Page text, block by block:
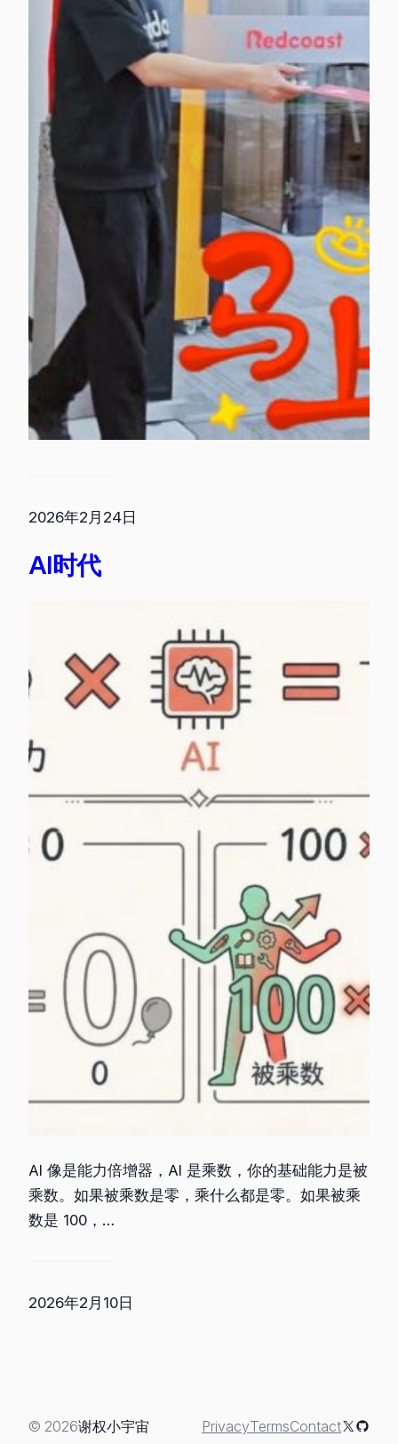
2026年2月24日
AI时代
AI 像是能力倍增器，AI 是乘数，你的基础能力是被
乘数。如果被乘数是零，乘什么都是零。如果被乘
数是 100，…
2026年2月10日
© 2026谢权小宇宙 PrivacyTermsContactX GitHub